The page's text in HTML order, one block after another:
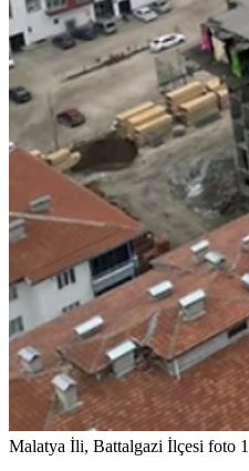
Malatya İli, Battalgazi İlçesi foto 1